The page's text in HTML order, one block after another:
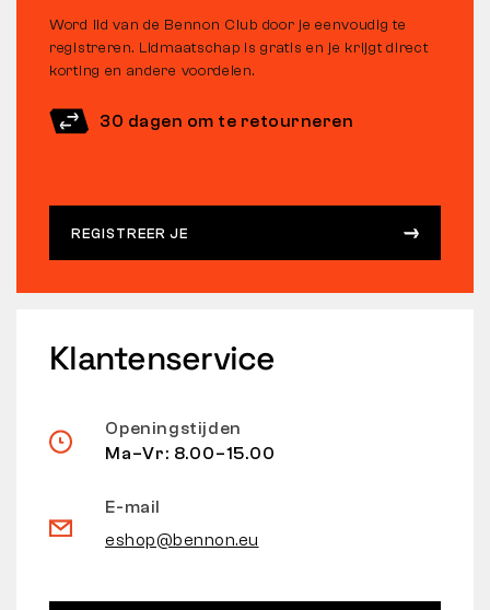
Word lid van de Bennon Club door je eenvoudig te
registreren. Lidmaatschap is gratis en je krijgt direct
korting en andere voordelen.
30 dagen om te retourneren
REGISTREER JE
Klantenservice
Openingstijden
Ma–Vr: 8.00–15.00
E-mail
eshop@bennon.eu